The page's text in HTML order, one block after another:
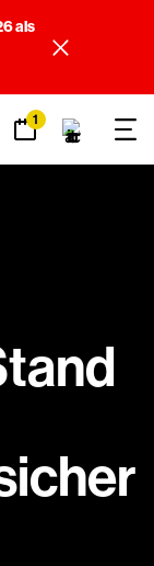
als
1